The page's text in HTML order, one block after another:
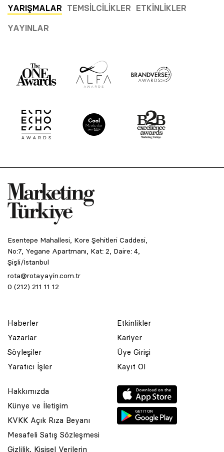
YARIŞMALAR TEMSILCILIKLER ETKINLIKLER
YAYINLAR
Esentepe Mahallesi, Kore Şehitleri Caddesi,
No:7, Yegane Apartmanı, Kat: 2, Daire: 4,
Şişli/İstanbul
rota@rotayayin.com.tr
0 (212) 211 11 12
Haberler
Yazarlar
Söyleşiler
Yaratıcı İşler
Etkinlikler
Kariyer
Üye Girişi
Kayıt Ol
Hakkımızda
Künye ve İletişim
KVKK Açık Rıza Beyanı
Mesafeli Satış Sözleşmesi
Gizlilik, Kişisel Verilerin